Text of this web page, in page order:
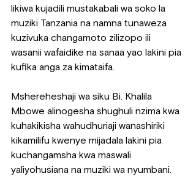
likiwa kujadili mustakabali wa soko la
muziki Tanzania na namna tunaweza
kuzivuka changamoto zilizopo ili
wasanii wafaidike na sanaa yao lakini pia
kufika anga za kimataifa.
Mshereheshaji wa siku Bi. Khalila
Mbowe alinogesha shughuli nzima kwa
kuhakikisha wahudhuriaji wanashiriki
kikamilifu kwenye mijadala lakini pia
kuchangamsha kwa maswali
yaliyohusiana na muziki wa nyumbani.